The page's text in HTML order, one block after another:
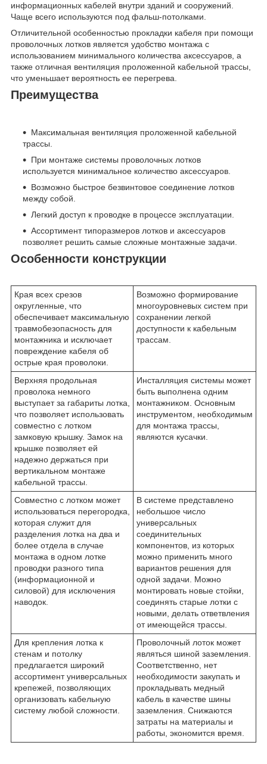
информационных кабелей внутри зданий и сооружений.
Чаще всего используются под фальш-потолками.
Отличительной особенностью прокладки кабеля при помощи
проволочных лотков является удобство монтажа с
использованием минимального количества аксессуаров, а
также отличная вентиляция проложенной кабельной трассы,
что уменьшает вероятность ее перегрева.
Преимущества
Максимальная вентиляция проложенной кабельной
трассы.
При монтаже системы проволочных лотков
используется минимальное количество аксессуаров.
Возможно быстрое безвинтовое соединение лотков
между собой.
Легкий доступ к проводке в процессе эксплуатации.
Ассортимент типоразмеров лотков и аксессуаров
позволяет решить самые сложные монтажные задачи.
Особенности конструкции
Края всех срезов
округленные, что
обеспечивает максимальную
травмобезопасность для
монтажника и исключает
повреждение кабеля об
острые края проволоки.
Возможно формирование
многоуровневых систем при
сохранении легкой
доступности к кабельным
трассам.
Верхняя продольная
проволока немного
выступает за габариты лотка,
что позволяет использовать
совместно с лотком
замковую крышку. Замок на
крышке позволяет ей
надежно держаться при
вертикальном монтаже
кабельной трассы.
Инсталляция системы может
быть выполнена одним
монтажником. Основным
инструментом, необходимым
для монтажа трассы,
являются кусачки.
Совместно с лотком может
использоваться перегородка,
которая служит для
разделения лотка на два и
более отдела в случае
монтажа в одном лотке
проводки разного типа
(информационной и
силовой) для исключения
наводок.
В системе представлено
небольшое число
универсальных
соединительных
компонентов, из которых
можно применить много
вариантов решения для
одной задачи. Можно
монтировать новые стойки,
соединять старые лотки с
новыми, делать ответвления
от имеющейся трассы.
Для крепления лотка к
стенам и потолку
предлагается широкий
ассортимент универсальных
крепежей, позволяющих
организовать кабельную
систему любой сложности.
Проволочный лоток может
являться шиной заземления.
Соответственно, нет
необходимости закупать и
прокладывать медный
кабель в качестве шины
заземления. Снижаются
затраты на материалы и
работы, экономится время.